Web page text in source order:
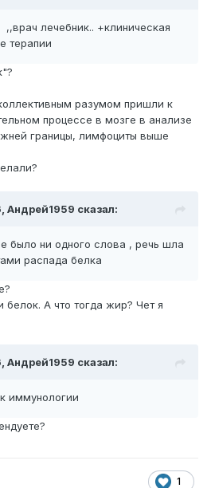
лечебник.. +клиническая
терапии
разумом пришли к
процессе в мозге в анализе
границы, лимфоциты выше
Андрей1959 сказал:
было ни одного слова , речь шла
распада белка
А что тогда жир? Чет я
Андрей1959 сказал:
иммунологии
1